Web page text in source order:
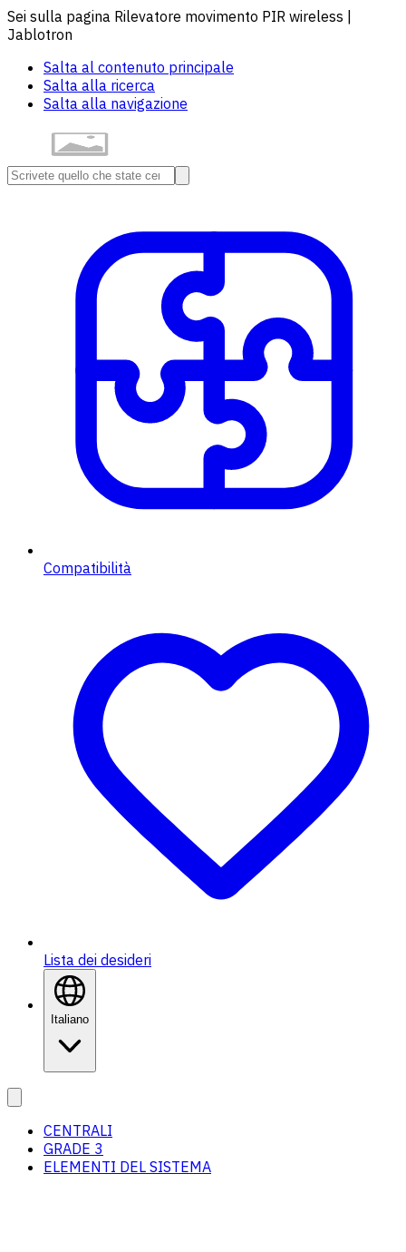
Sei sulla pagina Rilevatore movimento PIR wireless |
Jablotron
Salta al contenuto principale
Salta alla ricerca
Salta alla navigazione
Compatibilità
Lista dei desideri
Italiano
CENTRALI
GRADE 3
ELEMENTI DEL SISTEMA